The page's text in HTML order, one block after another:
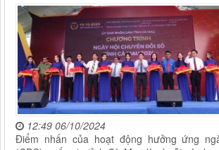
12:49 06/10/2024
Điểm nhấn của hoạt động hưởng ứng